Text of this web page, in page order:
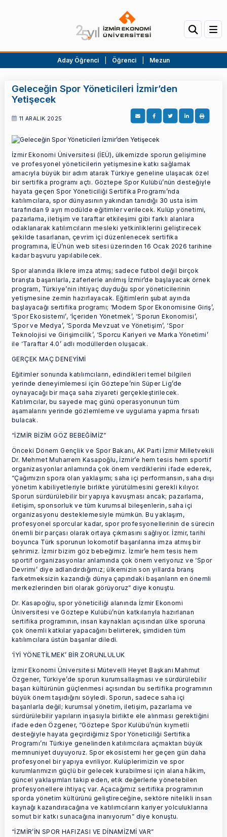
Aday Öğrenci Öğrenci Mezun
Geleceğin Spor Yöneticileri İzmir’den
Yetişecek
11 ARALIK 2025
İzmir Ekonomi Üniversitesi (İEÜ), ülkemizde sporun gelişimine
ve profesyonel yöneticilerin yetişmesine katkı sağlamak
amacıyla büyük bir adım atarak Türkiye geneline ulaşacak özel
bir sertifika programı açtı. Göztepe Spor Kulübü’nün desteğiyle
hayata geçen Spor Yöneticiliği Sertifika Programı’nda
katılımcılara, spor dünyasının yakından tanıdığı 30 usta isim
tarafından 9 ayrı modülde eğitimler verilecek. Kulüp yönetimi,
pazarlama, iletişim ve taraftar etkileşimi gibi farklı alanlara
odaklanarak katılımcıların mesleki yetkinliklerini geliştirecek
şekilde tasarlanan, çevrim içi düzenlenecek sertifika
programına, İEÜ’nün web sitesi üzerinden 16 Ocak 2026 tarihine
kadar başvuru yapılabilecek.
Spor alanında ilklere imza atmış; sadece futbol değil birçok
branşta başarılarla, zaferlerle anılmış İzmir’de başlayacak örnek
program, Türkiye’nin ihtiyaç duyduğu spor yöneticilerinin
yetişmesine zemin hazırlayacak. Eğitimlerin şubat ayında
başlayacağı sertifika programı; ‘Modern Spor Ekonomisine Giriş’,
‘Spor Ekosistemi’, ‘İçeriden Yönetmek’, ‘Sporun Ekonomisi’,
‘Spor ve Medya’, ‘Sporda Mevzuat ve Yönetişim’, ‘Spor
Teknolojisi ve Girişimcilik’, ‘Sporcu Kariyeri ve Marka Yönetimi’
ile ‘Taraftar 4.0’ adlı modüllerden oluşacak.
GERÇEK MAÇ DENEYİMİ
Eğitimler sonunda katılımcıların, edindikleri temel bilgileri
yerinde deneyimlemesi için Göztepe’nin Süper Lig’de
oynayacağı bir maça saha ziyareti gerçekleştirilecek.
Katılımcılar, bu sayede maç günü operasyonunun tüm
aşamalarını yerinde gözlemleme ve uygulama yapma fırsatı
bulacak.
“İZMİR BİZİM GÖZ BEBEĞİMİZ”
Önceki Dönem Gençlik ve Spor Bakanı, AK Parti İzmir Milletvekili
Dr. Mehmet Muharrem Kasapoğlu, İzmir’e hem tesis hem sportif
organizasyonlar anlamında çok önem verdiklerini ifade ederek,
“Çağımızın spora olan yaklaşımı; saha içi performansın, saha dışı
yönetim kabiliyetleriyle birlikte yürütülmesini gerekli kılıyor.
Sporun sürdürülebilir bir yapıya kavuşması ancak; pazarlama,
iletişim, sponsorluk ve tüm kurumsal bileşenlerin, saha içi
organizasyonu desteklemesiyle mümkün. Bu yaklaşım,
profesyonel sporcular kadar, spor profesyonellerinin de sürecin
önemli bir parçası olarak ortaya çıkmasını sağlıyor. İzmir, tarihi
boyunca Türk sporunun lokomotif başarılarına imza atmış bir
şehrimiz. İzmir bizim göz bebeğimiz. İzmir’e hem tesis hem
sportif organizasyonlar anlamında çok önem veriyoruz ve ‘Spor
Devrimi’ diye adlandırdığımız; ülkemizin son yıllarda branş
farketmeksizin kazandığı dünya çapındaki başarıların en önemli
merkezlerinden biri olarak görüyoruz” diye konuştu.
Dr. Kasapoğlu, spor yöneticiliği alanında İzmir Ekonomi
Üniversitesi ve Göztepe Kulübü’nün katkılarıyla hazırlanan
sertifika programının, insan kaynakları açısından ülke sporuna
çok önemli katkılar yapacağını belirterek, şimdiden tüm
katılımcılara üstün başarılar diledi.
‘İYİ YÖNETİLMEK’ BİR ZORUNLULUK
İzmir Ekonomi Üniversitesi Mütevelli Heyet Başkanı Mahmut
Özgener, Türkiye’de sporun kurumsallaşması ve sürdürülebilir
başarı kültürünün güçlenmesi açısından bu sertifika programının
büyük önem taşıdığını söyledi. Sporun, sadece saha içi
başarılarla değil; kurumsal yönetim, iletişim, pazarlama ve
sürdürülebilir yapıların inşasıyla birlikte ele alınması gerektiğini
ifade eden Özgener, “Göztepe Spor Kulübü’nün kıymetli
desteğiyle hayata geçirdiğimiz Spor Yöneticiliği Sertifika
Programı’nı Türkiye genelinden katılımcılara açmaktan büyük
memnuniyet duyuyoruz. Spor ekosistemi her geçen gün daha
profesyonel bir yapıya evriliyor. Kulüplerimizin ve spor
kurumlarımızın güçlü bir gelecek kurabilmesi için alana hâkim,
güncel yaklaşımları takip eden, etik değerlerle yönetebilen
profesyonellere ihtiyaç var. Açacağımız sertifika programının
sporda yönetim kültürünü geliştireceğine, sektöre nitelikli insan
kaynağı kazandıracağına ve katılımcıların kariyer yolculuklarına
somut bir katkı sunacağına inanıyorum” diye konuştu.
“İZMİR’İN SPOR HAFIZASI VE DİNAMİZMİ VAR”